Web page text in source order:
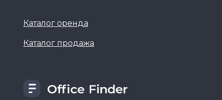
Каталог оренда
Каталог продажа